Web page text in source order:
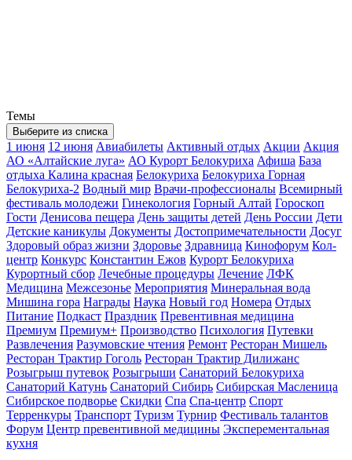
Темы
Выберите из списка
1 июня 12 июня Авиабилеты Активный отдых Акции Акция
АО «Алтайские луга» АО Курорт Белокуриха Афиша База
отдыха Калина красная Белокуриха Белокуриха Горная
Белокуриха-2 Водный мир Врачи-профессионалы Всемирный
фестиваль молодежи Гинекология Горный Алтай Гороскоп
Гости Денисова пещера День защиты детей День России Дети
Детские каникулы Документы Достопримечательности Досуг
Здоровый образ жизни Здоровье Здравница Кинофорум Кол-
центр Конкурс Константин Ежов Курорт Белокуриха
Курортный сбор Лечебные процедуры Лечение ЛФК
Медицина Межсезонье Мероприятия Минеральная вода
Мишина гора Награды Наука Новый год Номера Отдых
Питание Подкаст Праздник Превентивная медицина
Премиум Премиум+ Производство Психология Путевки
Развлечения Разумовские чтения Ремонт Ресторан Мишель
Ресторан Трактир Гоголь Ресторан Трактир Дилижанс
Розыгрыш путевок Розыгрыши Санаторий Белокуриха
Санаторий Катунь Санаторий Сибирь Сибирская Масленица
Сибирское подворье Скидки Спа Спа-центр Спорт
Терренкуры Транспорт Туризм Турнир Фестиваль талантов
Форум Центр превентивной медицины Эксперементальная
кухня